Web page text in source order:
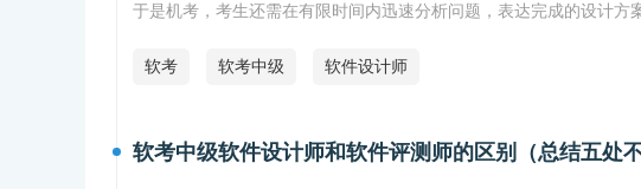
于是机考，考生还需在有限时间内迅速分析问题，表达完成的设计方
软考 软考中级 软件设计师
软考中级软件设计师和软件评测师的区别（总结五处不